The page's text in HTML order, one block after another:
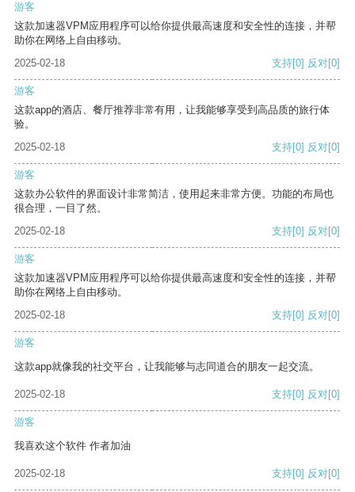
游客
这款加速器VPM应用程序可以给你提供最高速度和安全性的连接，并帮
助你在网络上自由移动。
2025-02-18
支持[0] 反对[0]
游客
这款app的酒店、餐厅推荐非常有用，让我能够享受到高品质的旅行体
验。
2025-02-18
支持[0] 反对[0]
游客
这款办公软件的界面设计非常简洁，使用起来非常方便。功能的布局也
很合理，一目了然。
2025-02-18
支持[0] 反对[0]
游客
这款加速器VPM应用程序可以给你提供最高速度和安全性的连接，并帮
助你在网络上自由移动。
2025-02-18
支持[0] 反对[0]
游客
这款app就像我的社交平台，让我能够与志同道合的朋友一起交流。
2025-02-18 支持[0] 反对[0]
游客
我喜欢这个软件 作者加油
2025-02-18 支持[0] 反对[0]